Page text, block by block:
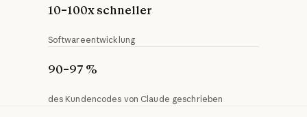
10–100x schneller
Softwareentwicklung
90–97 %
des Kundencodes von Claude geschrieben